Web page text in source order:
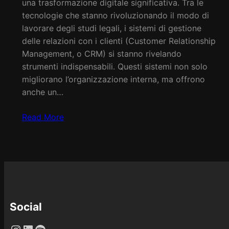
una trasformazione digitale significativa. Tra le
tecnologie che stanno rivoluzionando il modo di
lavorare degli studi legali, i sistemi di gestione
delle relazioni con i clienti (Customer Relationship
Management, o CRM) si stanno rivelando
strumenti indispensabili. Questi sistemi non solo
migliorano l’organizzazione interna, ma offrono
anche un…
Read More
Social